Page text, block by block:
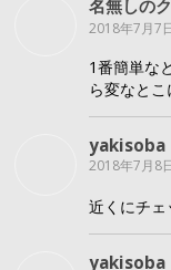
名無しの
2018年7月7
1番簡単な
ら変なと
yakisoba
2018年7月8
近くにチ
yakisoba